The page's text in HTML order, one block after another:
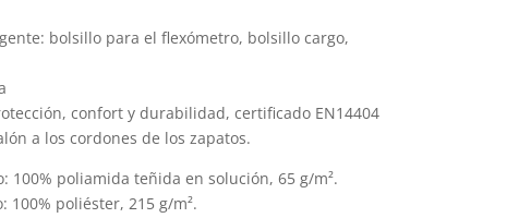
pueden
la
de
bolsillo para el flexómetro, bolsillo cargo,
confort y durabilidad, certificado EN14404
a los cordones de los zapatos.
100% poliamida teñida en solución, 65 g/m².
poliéster, 215 g/m².